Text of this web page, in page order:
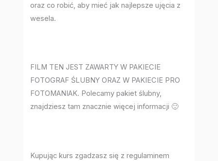
oraz co robić, aby mieć jak najlepsze ujęcia z
wesela.
FILM TEN JEST ZAWARTY W PAKIECIE
FOTOGRAF ŚLUBNY ORAZ W PAKIECIE PRO
FOTOMANIAK. Polecamy pakiet ślubny,
znajdziesz tam znacznie więcej informacji 🙂
Kupując kurs zgadzasz się z regulaminem